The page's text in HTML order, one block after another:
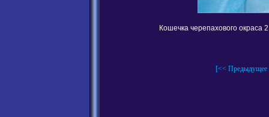
Кошечка черепахового окраса
[<< Предыдущее